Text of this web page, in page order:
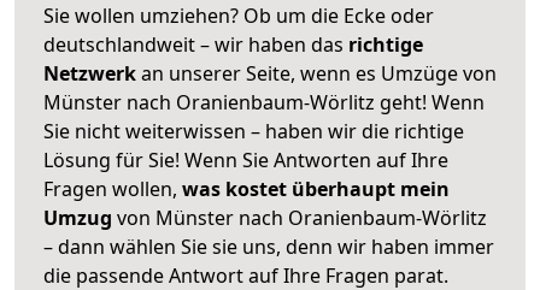
Sie wollen umziehen? Ob um die Ecke oder
deutschlandweit – wir haben das richtige
Netzwerkan unserer Seite, wenn es Umzüge von
Münster nach Oranienbaum-Wörlitz geht! Wenn
Sie nicht weiterwissen – haben wir die richtige
Lösung für Sie! Wenn Sie Antworten auf Ihre
Fragen wollen, was kostet überhaupt mein
Umzug von Münster nach Oranienbaum-Wörlitz
– dann wählen Sie sie uns, denn wir haben immer
die passende Antwort auf Ihre Fragen parat.